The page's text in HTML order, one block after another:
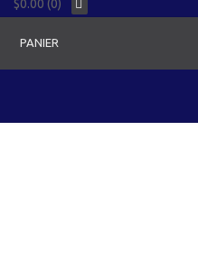
$0.00 (0)
PANIER